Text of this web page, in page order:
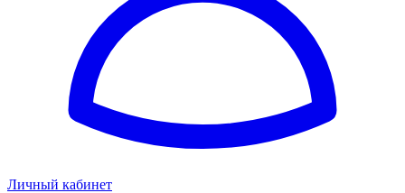
Личный кабинет